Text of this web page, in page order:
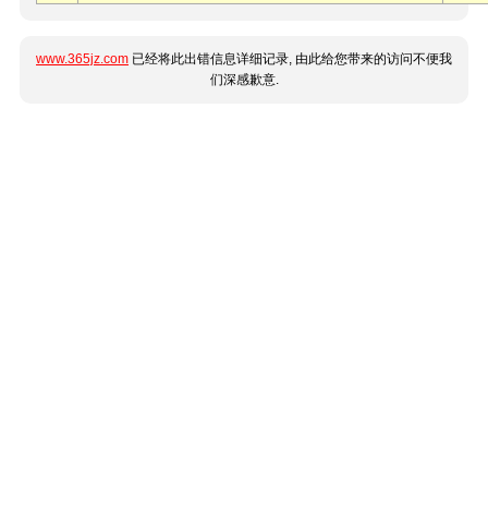
www.365jz.com 已经将此出错信息详细记录, 由此给您带来的访问不便我
们深感歉意.